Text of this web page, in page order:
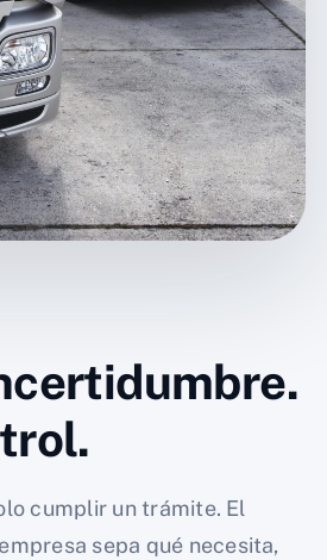
cumplir un trámite. El
sepa qué necesita,